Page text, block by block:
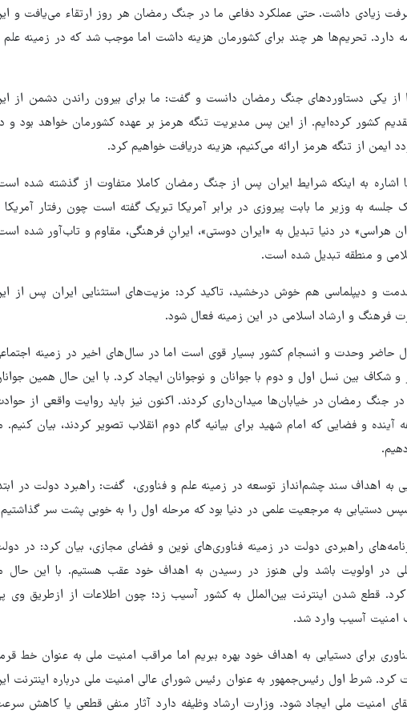
زیادی داشت. حتی عملکرد دفاعی ما در جنگ رمضان هر روز ارتقاء می‌یافت و
تحریم‌ها هر چند برای کشورمان هزینه داشت اما موجب شد که در زمینه علم
از یکی دستاوردهای جنگ رمضان دانست و گفت: ما برای بیرون راندن دشمن از
کشور کرده‌ایم. از این پس مدیریت تنگه هرمز بر عهده کشورمان خواهد بود و
ایمن از تنگه هرمز ارائه می‌کنیم، هزینه دریافت خواهیم کرد.
به اینکه شرایط ایران پس از جنگ رمضان کاملا متفاوت از گذشته شده
به وزیر ما بابت پیروزی در برابر آمریکا تبریک گفته است چون رفتار آمریکا
هراسی» در دنیا تبدیل به «ایران دوستی»، ایرانِ فرهنگی، مقاوم و تاب‌آور شده
و منطقه تبدیل شده است.
و دیپلماسی هم خوش درخشید، تاکید کرد: مزیت‌های استثنایی ایران پس از
فرهنگ و ارشاد اسلامی در این زمینه فعال شود.
حاضر وحدت و انسجام کشور بسیار قوی است اما در سال‌های اخیر در زمینه
شکاف بین نسل اول و دوم با جوانان و نوجوانان ایجاد کرد. با این حال همین
در جنگ رمضان در خیابان‌ها میدان‌داری کردند. اکنون نیز باید روایت واقعی از
و فضایی که امام‌ شهید برای بیانیه گام دوم انقلاب تصویر کردند، بیان کنیم.
به اهداف سند چشم‌انداز توسعه در زمینه علم و فناوری، ‌ گفت: راهبرد دولت در
دستیابی به مرجعیت علمی در دنیا بود که مرحله اول را به خوبی پشت سر
راهبردی دولت در زمینه فناوری‌های نوین و فضای مجازی، بیان کرد: در
در اولویت باشد ولی هنوز در رسیدن به اهداف خود عقب هستیم. با این حال
کرد. قطع شدن اینترنت بین‌الملل به کشور آسیب زد؛ چون اطلاعات از ازطریق وی
امنیت آسیب وارد شد.
برای دستیابی به اهداف خود بهره ببریم اما مراقب امنیت ملی به عنوان خط
کرد. شرط اول رئیس‌جمهور به عنوان رئیس شورای عالی امنیت ملی درباره اینترنت
امنیت ملی ایجاد شود. وزارت ارشاد وظیفه دارد آثار منفی قطعی یا کاهش